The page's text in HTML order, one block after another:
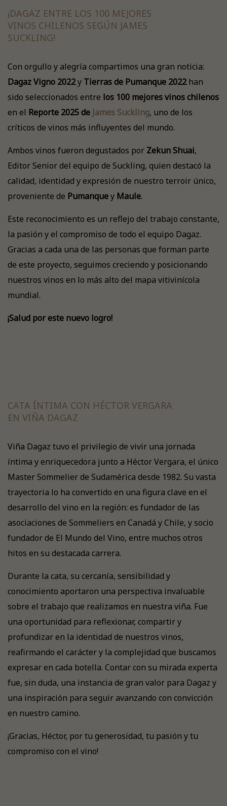
¡DAGAZ ENTRE LOS 100 MEJORES
VINOS CHILENOS SEGÚN JAMES
SUCKLING!
Con orgullo y alegría compartimos una gran noticia:
Dagaz Vigno 2022y Tierras de Pumanque 2022han
sido seleccionados entre los 100 mejores vinos chilenos
en el Reporte 2025 de James Suckling, uno de los
críticos de vinos más influyentes del mundo.
Ambos vinos fueron degustados por Zekun Shuai,
Editor Senior del equipo de Suckling, quien destacó la
calidad, identidad y expresión de nuestro terroir único,
proveniente de Pumanquey Maule.
Este reconocimiento es un reflejo del trabajo constante,
la pasión y el compromiso de todo el equipo Dagaz.
Gracias a cada una de las personas que forman parte
de este proyecto, seguimos creciendo y posicionando
nuestros vinos en lo más alto del mapa vitivinícola
mundial.
¡Salud por este nuevo logro!
CATA ÍNTIMA CON HÉCTOR VERGARA
EN VIÑA DAGAZ
Viña Dagaz tuvo el privilegio de vivir una jornada
íntima y enriquecedora junto a Héctor Vergara, el único
Master Sommelier de Sudamérica desde 1982. Su vasta
trayectoria lo ha convertido en una figura clave en el
desarrollo del vino en la región: es fundador de las
asociaciones de Sommeliers en Canadá y Chile, y socio
fundador de El Mundo del Vino, entre muchos otros
hitos en su destacada carrera.
Durante la cata, su cercanía, sensibilidad y
conocimiento aportaron una perspectiva invaluable
sobre el trabajo que realizamos en nuestra viña. Fue
una oportunidad para reflexionar, compartir y
profundizar en la identidad de nuestros vinos,
reafirmando el carácter y la complejidad que buscamos
expresar en cada botella. Contar con su mirada experta
fue, sin duda, una instancia de gran valor para Dagaz y
una inspiración para seguir avanzando con convicción
en nuestro camino.
¡Gracias, Héctor, por tu generosidad, tu pasión y tu
compromiso con el vino!